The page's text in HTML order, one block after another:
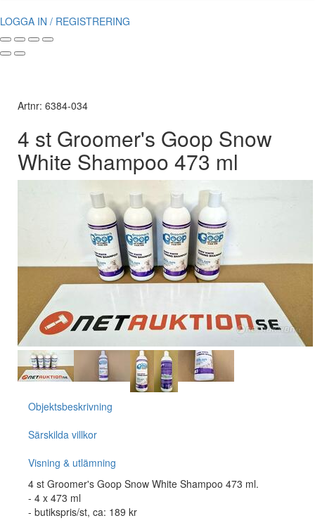
LOGGA IN / REGISTRERING
Artnr: 6384-034
4 st Groomer's Goop Snow
White Shampoo 473 ml
Objektsbeskrivning
Särskilda villkor
Visning & utlämning
4 st Groomer's Goop Snow White Shampoo 473 ml.
- 4 x 473 ml
- butikspris/st, ca: 189 kr